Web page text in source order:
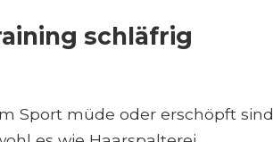
schläfrig
Sport müde oder erschöpft sind